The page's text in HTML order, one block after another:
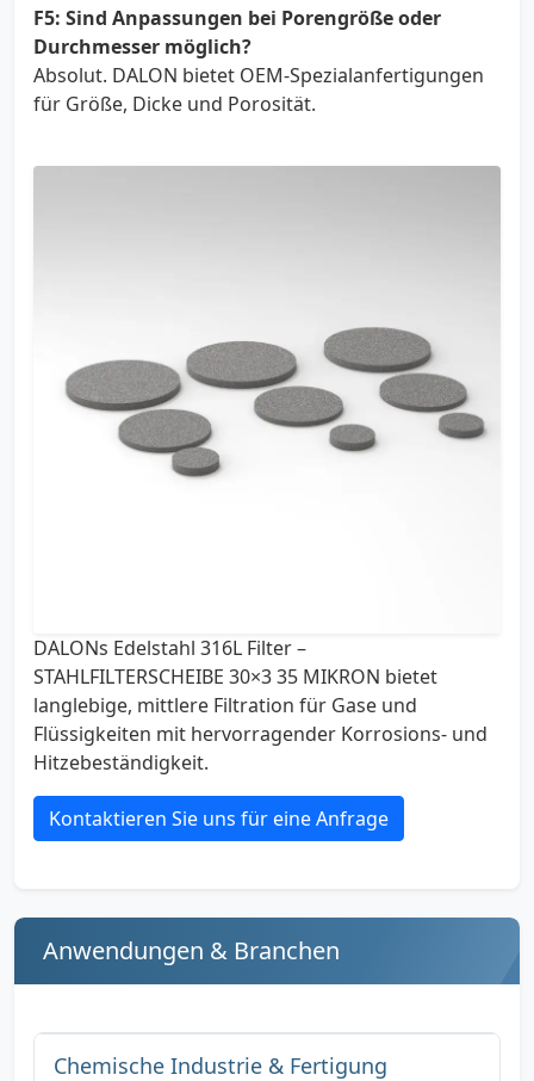
F5: Sind Anpassungen bei Porengröße oder
Durchmesser möglich?
Absolut. DALON bietet OEM-Spezialanfertigungen
für Größe, Dicke und Porosität.
DALONs Edelstahl 316L Filter –
STAHLFILTERSCHEIBE 30×3 35 MIKRON bietet
langlebige, mittlere Filtration für Gase und
Flüssigkeiten mit hervorragender Korrosions- und
Hitzebeständigkeit.
Kontaktieren Sie uns für eine Anfrage
Anwendungen & Branchen
Chemische Industrie & Fertigung